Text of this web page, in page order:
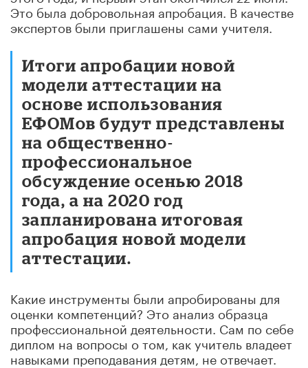
Это была добровольная апробация. В качестве
экспертов были приглашены сами учителя.
Итоги апробации новой
модели аттестации на
основе использования
ЕФОМов будут представлены
на общественно-
профессиональное
обсуждение осенью 2018
года, а на 2020 год
запланирована итоговая
апробация новой модели
аттестации.
Какие инструменты были апробированы для
оценки компетенций? Это анализ образца
профессиональной деятельности. Сам по себе
диплом на вопросы о том, как учитель владеет
навыками преподавания детям, не отвечает.